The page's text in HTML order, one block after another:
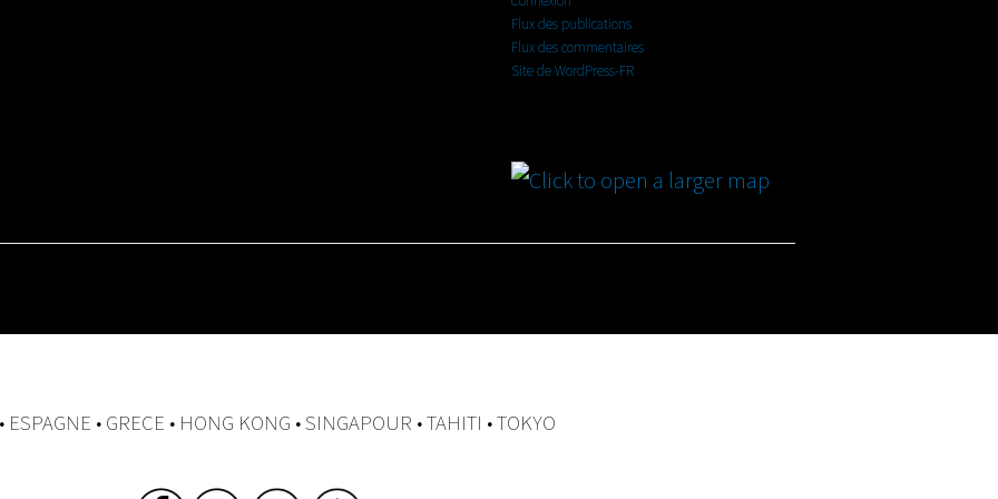
Flux des publications
Flux des commentaires
Site de WordPress-FR
ESPAGNE • GRECE • HONG KONG • SINGAPOUR • TAHITI • TOKYO